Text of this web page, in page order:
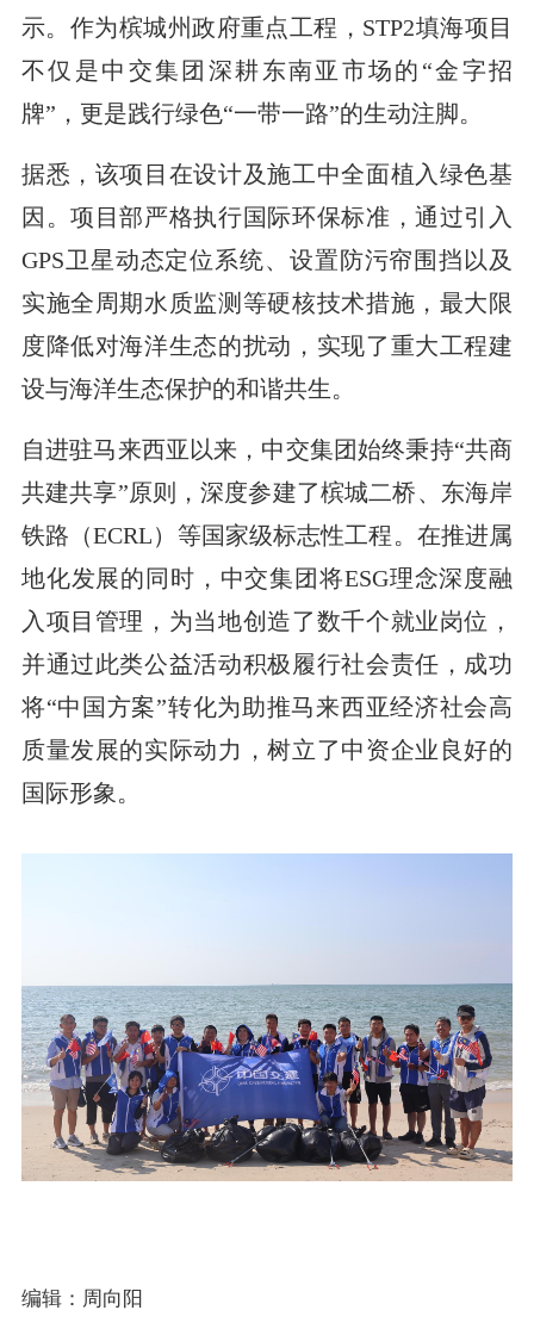
示。作为槟城州政府重点工程，STP2填海项目
不仅是中交集团深耕东南亚市场的“金字招
牌”，更是践行绿色“一带一路”的生动注脚。
据悉，该项目在设计及施工中全面植入绿色基
因。项目部严格执行国际环保标准，通过引入
GPS卫星动态定位系统、设置防污帘围挡以及
实施全周期水质监测等硬核技术措施，最大限
度降低对海洋生态的扰动，实现了重大工程建
设与海洋生态保护的和谐共生。
自进驻马来西亚以来，中交集团始终秉持“共商
共建共享”原则，深度参建了槟城二桥、东海岸
铁路（ECRL）等国家级标志性工程。在推进属
地化发展的同时，中交集团将ESG理念深度融
入项目管理，为当地创造了数千个就业岗位，
并通过此类公益活动积极履行社会责任，成功
将“中国方案”转化为助推马来西亚经济社会高
质量发展的实际动力，树立了中资企业良好的
国际形象。
编辑：周向阳